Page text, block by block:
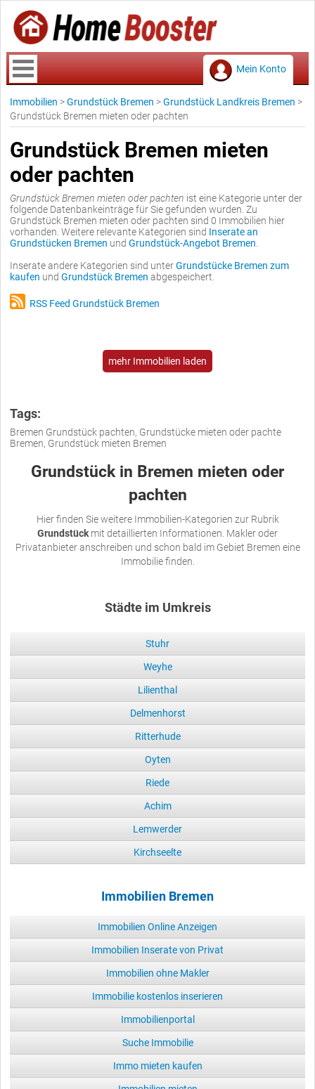
Mein Konto
Immobilien >Grundstück Bremen >Grundstück Landkreis Bremen >
Grundstück Bremen mieten oder pachten
Grundstück Bremen mieten
oder pachten
Grundstück Bremen mieten oder pachten ist eine Kategorie unter der
folgende Datenbankeinträge für Sie gefunden wurden. Zu
Grundstück Bremen mieten oder pachten sind 0 Immobilien hier
vorhanden. Weitere relevante Kategorien sind Inserate an
Grundstücken Bremen und Grundstück-Angebot Bremen
Inserate andere Kategorien sind unterGrundstücke Bremen zum
kaufen und Grundstück Bremen abgespeichert.
RSS Feed Grundstück Bremen
mehr Immobilien laden
Tags:
Bremen Grundstück pachten, Grundstücke mieten oder pachte
Bremen, Grundstück mieten Bremen
Grundstück in Bremen mieten oder
pachten
Hier finden Sie weitere Immobilien-Kategorien zur Rubrik
Grundstück mit detaillierten Informationen. Makler oder
Privatanbieter anschreiben und schon bald im Gebiet Bremen eine
Immobilie finden.
Städte im Umkreis
Stuhr
Weyhe
Lilienthal
Delmenhorst
Ritterhude
Oyten
Riede
Achim
Lemwerder
Kirchseelte
Immobilien Bremen
Immobilien Online Anzeigen
Immobilien Inserate von Privat
Immobilien ohne Makler
Immobilie kostenlos inserieren
Immobilienportal
Suche Immobilie
Immo mieten kaufen